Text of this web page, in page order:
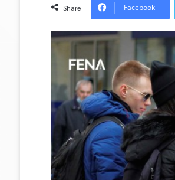
Share Facebook